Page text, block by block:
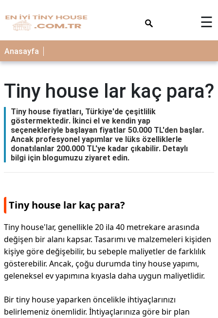
☰
Anasayfa
Tiny house lar kaç para?
Tiny house fiyatları, Türkiye'de çeşitlilik
göstermektedir. İkinci el ve kendin yap
seçenekleriyle başlayan fiyatlar 50.000 TL'den başlar.
Ancak profesyonel yapımlar ve lüks özelliklerle
donatılanlar 200.000 TL'ye kadar çıkabilir. Detaylı
bilgi için blogumuzu ziyaret edin.
Tiny house lar kaç para?
Tiny house'lar, genellikle 20 ila 40 metrekare arasında
değişen bir alanı kapsar. Tasarımı ve malzemeleri kişiden
kişiye göre değişebilir, bu sebeple maliyetler de farklılık
gösterebilir. Ancak, çoğu durumda tiny house yapımı,
geleneksel ev yapımına kıyasla daha uygun maliyetlidir.
Bir tiny house yaparken öncelikle ihtiyaçlarınızı
belirlemeniz önemlidir. İhtiyaçlarınıza göre bir plan